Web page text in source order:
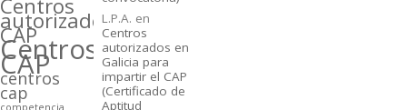
Centros
autorizados
CAP
Centros
CAP
centros
cap
L.P.A. en
Centros
autorizados en
Galicia para
impartir el CAP
(Certificado de
Aptitud